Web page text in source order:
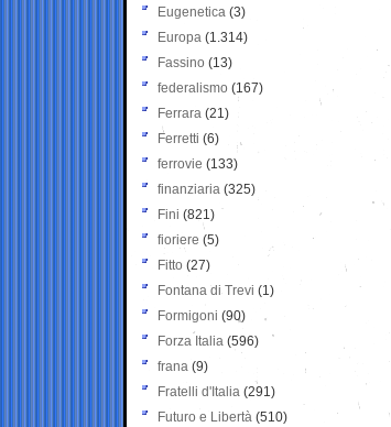
Eugenetica (3)
Europa (1.314)
Fassino (13)
federalismo (167)
Ferrara (21)
Ferretti (6)
ferrovie (133)
finanziaria (325)
Fini (821)
fioriere (5)
Fitto (27)
Fontana di Trevi (1)
Formigoni (90)
Forza Italia (596)
frana (9)
Fratelli d'Italia (291)
Futuro e Libertà (510)